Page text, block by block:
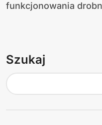
funkcjonowania
Szukaj